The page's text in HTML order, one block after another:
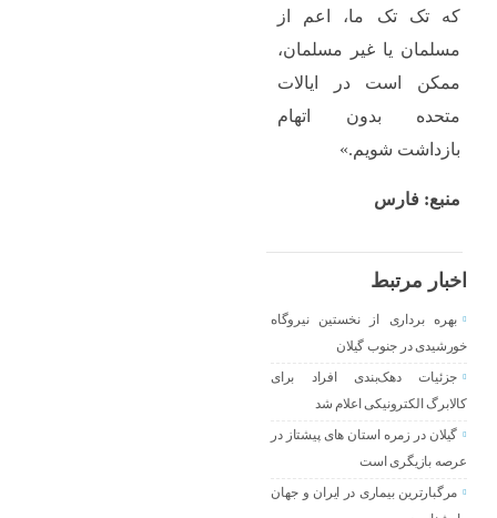
که تک تک ما، اعم از
مسلمان یا غیر مسلمان،
ممکن است در ایالات
متحده بدون اتهام
بازداشت شویم.»
منبع: فارس
اخبار مرتبط
بهره برداری از نخستین نیروگاه
خورشیدی در جنوب گیلان
جزئیات دهک‌بندی افراد برای
کالابرگ الکترونیکی اعلام شد
گیلان در زمره استان های پیشتاز در
عرصه بازیگری است
مرگبارترین بیماری در ایران و جهان